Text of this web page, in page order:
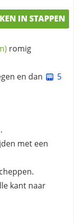
IN STAPPEN
romig
en dan
5
met een
kant naar